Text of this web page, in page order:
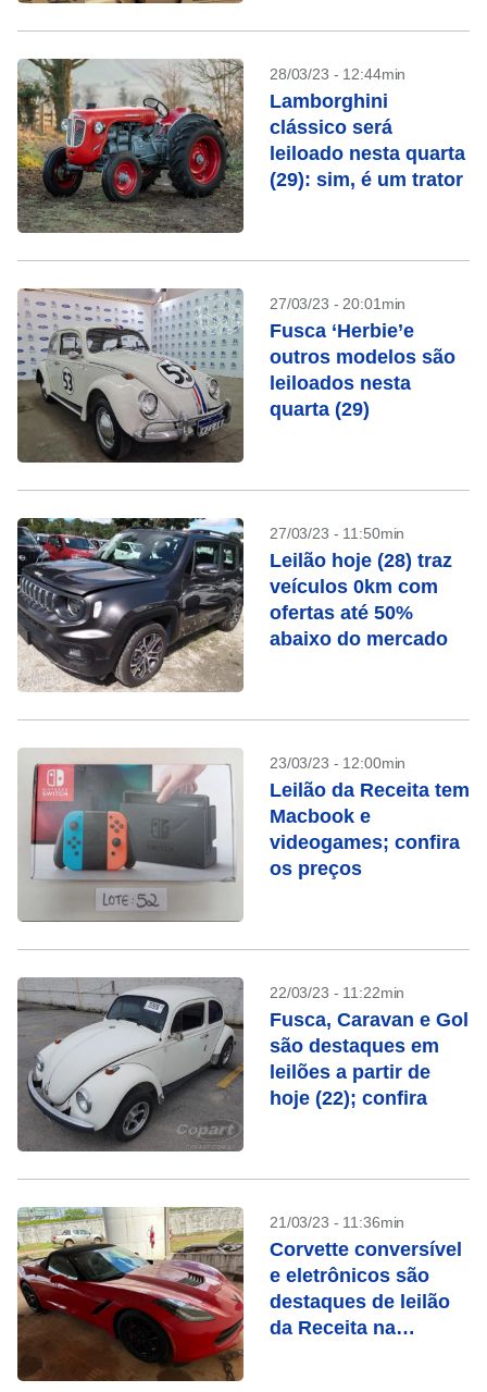
28/03/23 - 12:44min
Lamborghini
clássico será
leiloado nesta quarta
(29): sim, é um trator
27/03/23 - 20:01min
Fusca ‘Herbie’e
outros modelos são
leiloados nesta
quarta (29)
27/03/23 - 11:50min
Leilão hoje (28) traz
veículos 0km com
ofertas até 50%
abaixo do mercado
23/03/23 - 12:00min
Leilão da Receita tem
Macbook e
videogames; confira
os preços
22/03/23 - 11:22min
Fusca, Caravan e Gol
são destaques em
leilões a partir de
hoje (22); confira
21/03/23 - 11:36min
Corvette conversível
e eletrônicos são
destaques de leilão
da Receita na